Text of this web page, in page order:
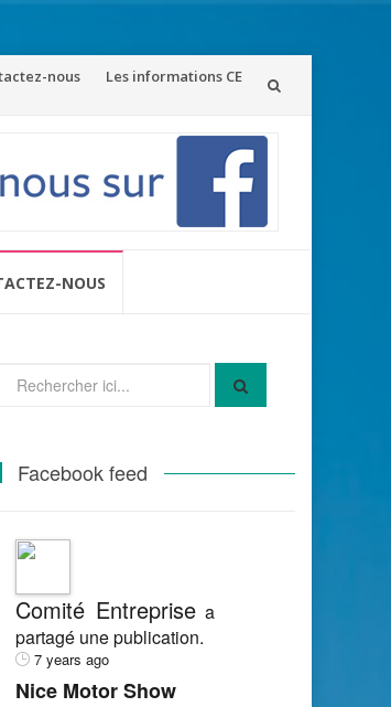
nous Les informations CE
NOUS
pour
Facebook feed
Comité Entreprisea
partagé une publication.
7 years ago
Nice Motor Show